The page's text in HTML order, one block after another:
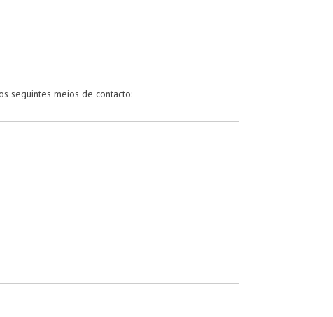
seguintes meios de contacto: